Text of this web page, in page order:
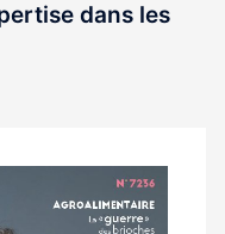
dans les